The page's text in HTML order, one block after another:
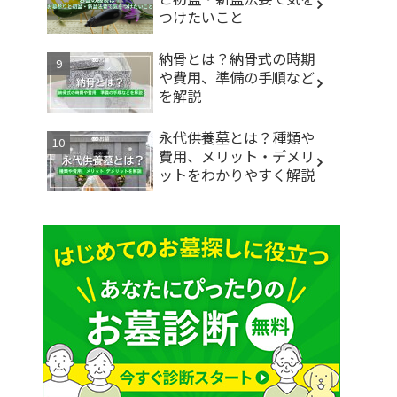
つけたいこと
納骨とは？納骨式の時期
や費用、準備の手順など
を解説
永代供養墓とは？種類や
費用、メリット・デメリ
ットをわかりやすく解説